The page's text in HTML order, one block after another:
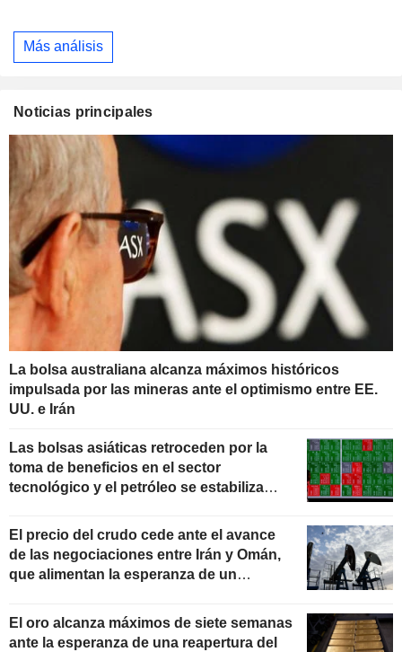
Más análisis
Noticias principales
La bolsa australiana alcanza máximos históricos
impulsada por las mineras ante el optimismo entre EE.
UU. e Irán
Las bolsas asiáticas retroceden por la
toma de beneficios en el sector
tecnológico y el petróleo se estabiliza
El precio del crudo cede ante el avance
de las negociaciones entre Irán y Omán,
que alimentan la esperanza de un
El oro alcanza máximos de siete semanas
ante la esperanza de una reapertura del